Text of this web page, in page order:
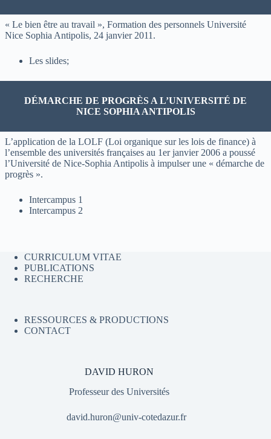
« Le bien être au travail », Formation des personnels Université
Nice Sophia Antipolis, 24 janvier 2011.
Les slides;
DÉMARCHE DE PROGRÈS A L’UNIVERSITÉ DE
NICE SOPHIA ANTIPOLIS
L’application de la LOLF (Loi organique sur les lois de finance) à
l’ensemble des universités françaises au 1er janvier 2006 a poussé
l’Université de Nice-Sophia Antipolis à impulser une « démarche de
progrès ».
Intercampus 1
Intercampus 2
CURRICULUM VITAE
PUBLICATIONS
RECHERCHE
RESSOURCES & PRODUCTIONS
CONTACT
DAVID HURON
Professeur des Universités
david.huron@univ-cotedazur.fr